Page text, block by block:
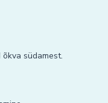
südamest.